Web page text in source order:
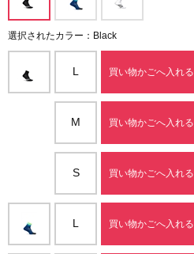
選択されたカラー：Black
L 買い物かごへ入れる
M 買い物かごへ入れる
S 買い物かごへ入れる
L 買い物かごへ入れる